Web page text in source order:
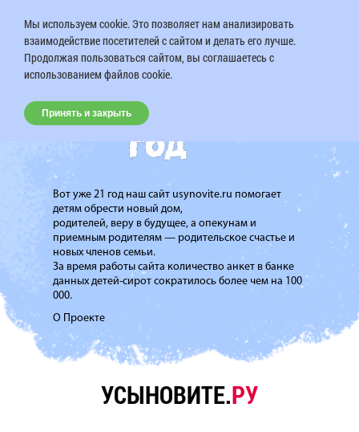
Вот уже 21 год наш сайт usynovite.ru помогает
детям обрести новый дом,
родителей, веру в будущее, а опекунам и
приемным родителям — родительское счастье и
новых членов семьи.
За время работы сайта количество анкет в банке
данных детей-сирот сократилось более чем на 100
000.
О Проекте
УСЫНОВИТЕ.РУ
Мы используем cookie. Это позволяет нам анализировать
взаимодействие посетителей с сайтом и делать его лучше.
Продолжая пользоваться сайтом, вы соглашаетесь с
использованием файлов cookie.
Принять и закрыть